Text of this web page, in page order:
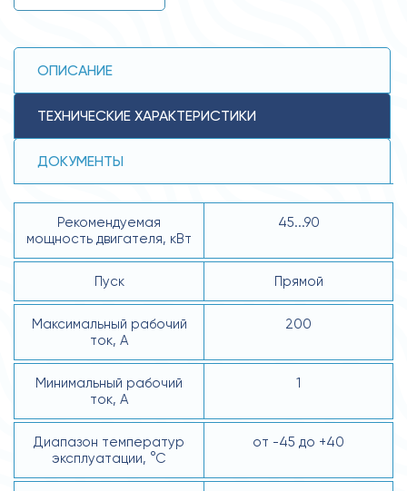
ОПИСАНИЕ
ТЕХНИЧЕСКИЕ ХАРАКТЕРИСТИКИ
ДОКУМЕНТЫ
Рекомендуемая
мощность двигателя, кВт
45...90
Пуск Прямой
Максимальный рабочий
ток, А
200
Минимальный рабочий
ток, А
1
Диапазон температур
эксплуатации, °С
от -45 до +40